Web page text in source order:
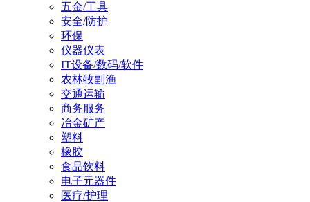
五金/工具
安全/防护
环保
仪器仪表
IT设备/数码/软件
农林牧副渔
交通运输
商务服务
冶金矿产
塑料
橡胶
食品饮料
电子元器件
医疗/护理